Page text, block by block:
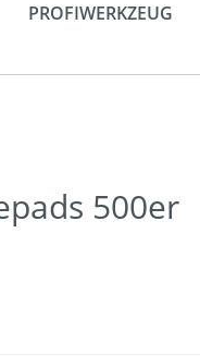
PROFIWERKZEUG
500er